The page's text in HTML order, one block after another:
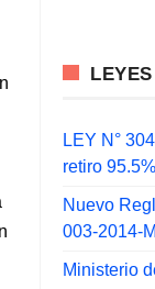
LEY N°
retiro 95.5%
Nuevo
003-2014-
Ministerio